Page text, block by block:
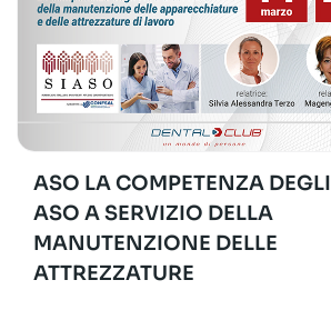
ASO LA COMPETENZA DEGLI
ASO A SERVIZIO DELLA
MANUTENZIONE DELLE
ATTREZZATURE